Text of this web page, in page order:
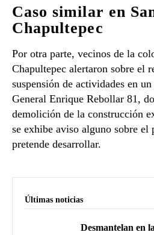
Caso similar en
Chapultepec
Por otra parte, vecinos de la
Chapultepec alertaron sobre el
suspensión de actividades en
General Enrique Rebollar 81,
demolición de la construcción
se exhibe aviso alguno sobre el
pretende desarrollar.
Últimas noticias
Desmantelan en